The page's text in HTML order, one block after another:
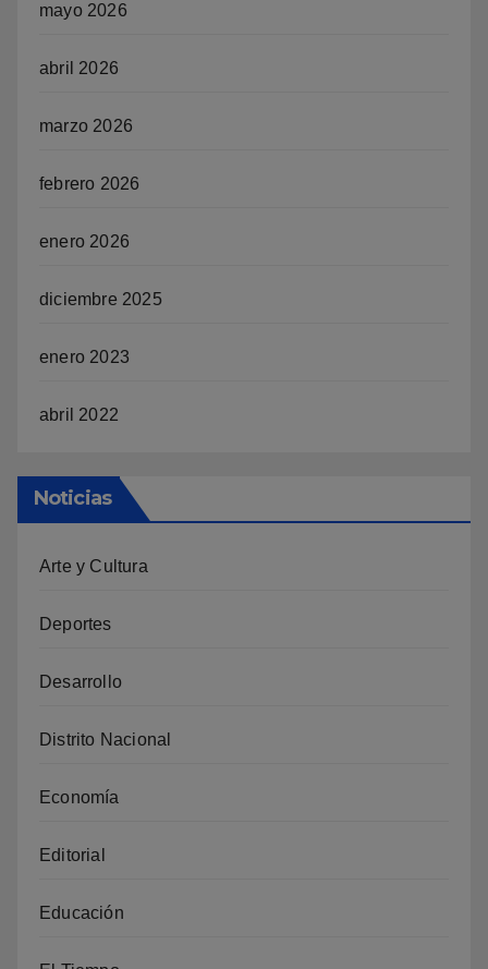
mayo 2026
abril 2026
marzo 2026
febrero 2026
enero 2026
diciembre 2025
enero 2023
abril 2022
Noticias
Arte y Cultura
Deportes
Desarrollo
Distrito Nacional
Economía
Editorial
Educación